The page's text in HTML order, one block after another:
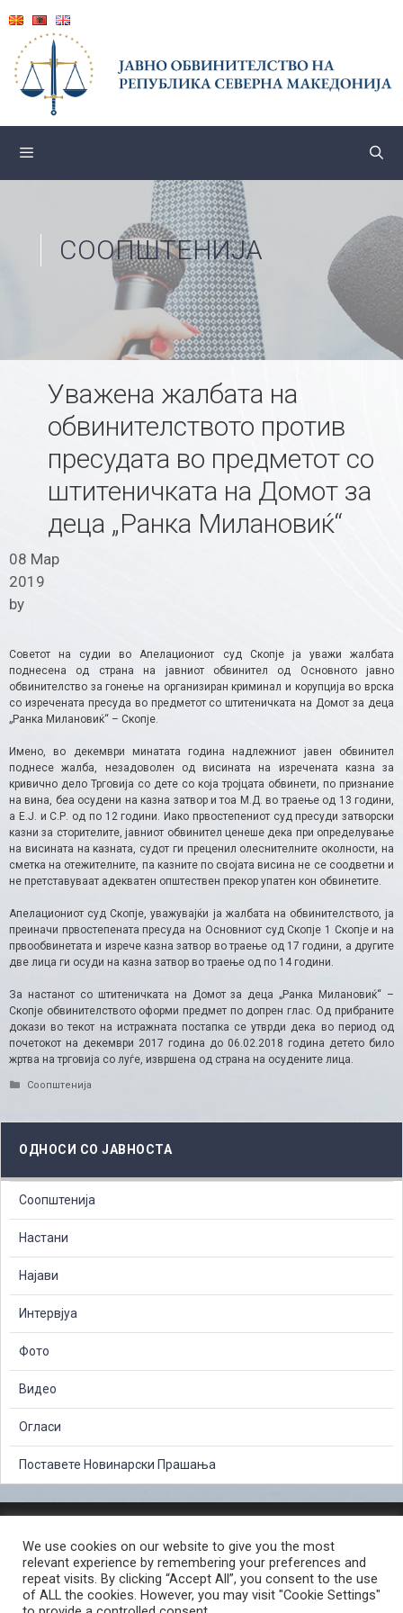
content
СООПШТЕНИЈА
Уважена жалбата на
обвинителството против
пресудата во предметот со
штитеничката на Домот за
деца „Ранка Милановиќ“
08 Мар
2019
by
Советот на судии во Апелациониот суд Скопје ја уважи жалбата
поднесена од страна на јавниот обвинител од Основното јавно
обвинителство за гонење на организиран криминал и корупција во врска
со изречената пресуда во предметот со штитеничката на Домот за деца
„Ранка Милановиќ“ – Скопје.
Имено, во декември минатата година надлежниот јавен обвинител
поднесе жалба, незадоволен од висината на изречената казна за
кривично дело Трговија со дете со која тројцата обвинети, по признание
на вина, беа осудени на казна затвор и тоа М.Д. во траење од 13 години,
а Е.Ј. и С.Р. од по 12 години. Иако првостепениот суд пресуди затворски
казни за сторителите, јавниот обвинител ценеше дека при определување
на висината на казната, судот ги преценил олеснителните околности, на
сметка на отежителните, па казните по својата висина не се соодветни и
не претставуваат адекватен општествен прекор упатен кон обвинетите.
Апелациониот суд Скопје, уважувајќи ја жалбата на обвинителството, ја
преиначи првостепената пресуда на Основниот суд Скопје 1 Скопје и на
првообвинетата и изрече казна затвор во траење од 17 години, а другите
две лица ги осуди на казна затвор во траење од по 14 години.
За настанот со штитеничката на Домот за деца „Ранка Милановиќ“ –
Скопје обвинителството оформи предмет по допрен глас. Од прибраните
докази во текот на истражната постапка се утврди дека во период од
почетокот на декември 2017 година до 06.02.2018 година детето било
жртва на трговија со луѓе, извршена од страна на осудените лица.
Categories
Соопштенија
ОДНОСИ СО ЈАВНОСТА
Соопштенија
Настани
Најави
Интервјуа
Фото
Видео
Огласи
Поставете Новинарски Прашања
СЛОБОДЕН ПРИСТАП ДО ИНФОРМАЦИИ ОД ЈАВЕН КАРАКТЕР
ПОСТАПКА ЗА ПРИЈАВА НА КРИВИЧНО ДЕЛО
КОРИСНИ ЛИНКОВИ
ПОЛИТИКА ЗА ПРИВАТНОСТ ВЕБ СТРАНИЦА
We use cookies on our website to give you the most
relevant experience by remembering your preferences and
repeat visits. By clicking “Accept All”, you consent to the use
of ALL the cookies. However, you may visit "Cookie Settings"